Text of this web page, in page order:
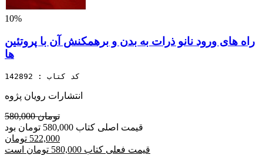
10%
راه های ورود نانو ذرات به بدن و برهمکنش آن با پروتئین
ها
کد کتاب : 142892
انتشارات رویان پژوه
580,000 تومان
قیمت اصلی کتاب 580,000 تومان بود
522,000 تومان
قیمت فعلی کتاب 580,000 تومان است